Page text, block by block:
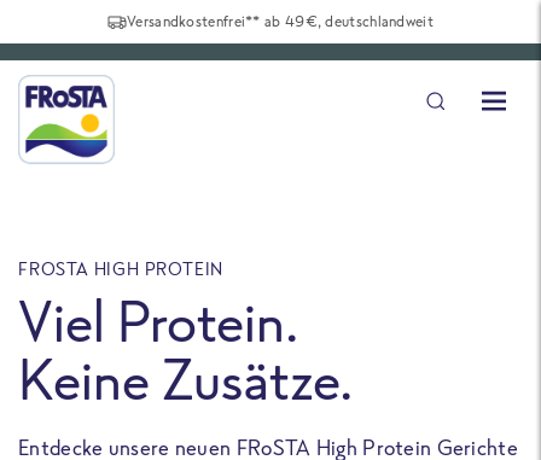
Versandkostenfrei** ab 49€, deutschlandweit
FROSTA HIGH PROTEIN
Viel Protein.
Keine Zusätze.
Entdecke unsere neuen FRoSTA High Protein Gerichte